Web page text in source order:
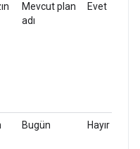
Mevcut plan
adı
Evet
Bugün Hayır